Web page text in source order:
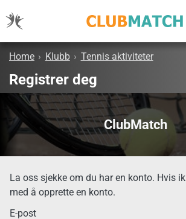
Home › Klubb › Tennis aktiviteter
Registrer deg
ClubMatch
La oss sjekke om du har en konto. Hvis
med å opprette en konto.
E-post